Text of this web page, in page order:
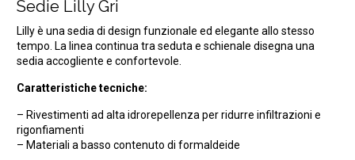
Sedie Lilly Gri
Lilly è una sedia di design funzionale ed elegante allo stesso
tempo. La linea continua tra seduta e schienale disegna una
sedia accogliente e confortevole.
Caratteristiche tecniche:
– Rivestimenti ad alta idrorepellenza per ridurre infiltrazioni e
rigonfiamenti
– Materiali a basso contenuto di formaldeide